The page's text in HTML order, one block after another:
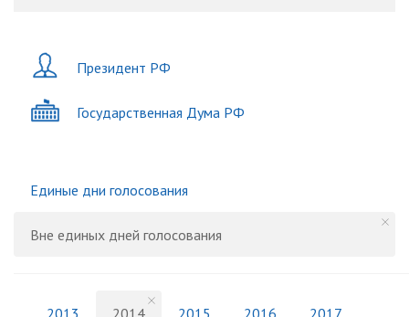
Президент РФ
Государственная Дума РФ
Единые дни голосования
Вне единых дней голосования
2013 2014 2015 2016 2017